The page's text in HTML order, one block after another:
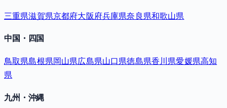
三重県滋賀県京都府大阪府兵庫県奈良県和歌山県
中国・四国
鳥取県島根県岡山県広島県山口県徳島県香川県愛媛県高知
県
九州・沖縄